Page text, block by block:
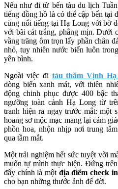
Nếu như đi từ bến tàu du lịch
tiếng đồng hồ là có thể cập bến tại
cùng nổi tiếng tại Hạ Long với bờ
với bãi cát trắng, phẳng mịn. Dưới
vầng trăng ôm trọn lấy phần chân
nhỏ, tuy nhiên nước biển luôn
yên bình.
Ngoài việc đi tàu thăm Vịnh
dòng biển xanh mát, với thiên
động chinh phục được 400 bậc
ngưỡng toàn cảnh Hạ Long từ
tranh hiện ra ngay trước mắt: một
hoang sơ mộc mạc mang lại cảm
phồn hoa, nhộn nhịp nơi trung
qua tầm mắt.
Một trải nghiệm hết sức tuyệt vời
muốn tự mình thực hiện. Đứng
đây chính là một địa điểm check
cho bạn những thước ảnh để đời.